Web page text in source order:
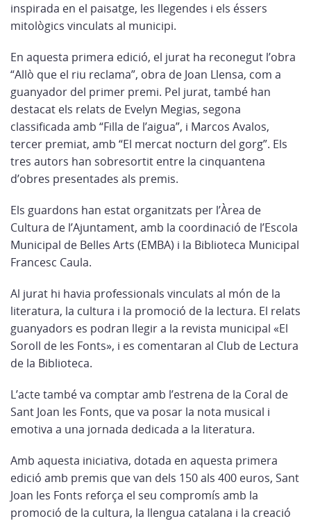
inspirada en el paisatge, les llegendes i els éssers
mitològics vinculats al municipi.
En aquesta primera edició, el jurat ha reconegut l’obra
“Allò que el riu reclama”, obra de Joan Llensa, com a
guanyador del primer premi. Pel jurat, també han
destacat els relats de Evelyn Megias, segona
classificada amb “Filla de l’aigua”, i Marcos Avalos,
tercer premiat, amb “El mercat nocturn del gorg”. Els
tres autors han sobresortit entre la cinquantena
d’obres presentades als premis.
Els guardons han estat organitzats per l’Àrea de
Cultura de l’Ajuntament, amb la coordinació de l’Escola
Municipal de Belles Arts (EMBA) i la Biblioteca Municipal
Francesc Caula.
Al jurat hi havia professionals vinculats al món de la
literatura, la cultura i la promoció de la lectura. El relats
guanyadors es podran llegir a la revista municipal «El
Soroll de les Fonts», i es comentaran al Club de Lectura
de la Biblioteca.
L’acte també va comptar amb l’estrena de la Coral de
Sant Joan les Fonts, que va posar la nota musical i
emotiva a una jornada dedicada a la literatura.
Amb aquesta iniciativa, dotada en aquesta primera
edició amb premis que van dels 150 als 400 euros, Sant
Joan les Fonts reforça el seu compromís amb la
promoció de la cultura, la llengua catalana i la creació